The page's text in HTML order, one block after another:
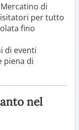
di
per tutto
fino
di eventi
piena di
nel